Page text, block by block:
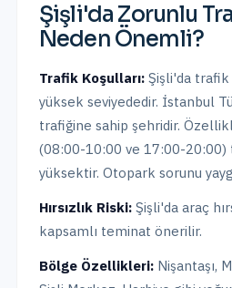
Şişli'da Zorunlu
Neden Önemli?
Trafik Koşulları: Şişli'da trafik
yüksek seviyededir. İstanbul
trafiğine sahip şehridir.
(08:00-10:00 ve 17:00-20:00)
yüksektir. Otopark sorunu
Hırsızlık Riski: Şişli'da araç
kapsamlı teminat önerilir.
Bölge Özellikleri: Nişantaşı,